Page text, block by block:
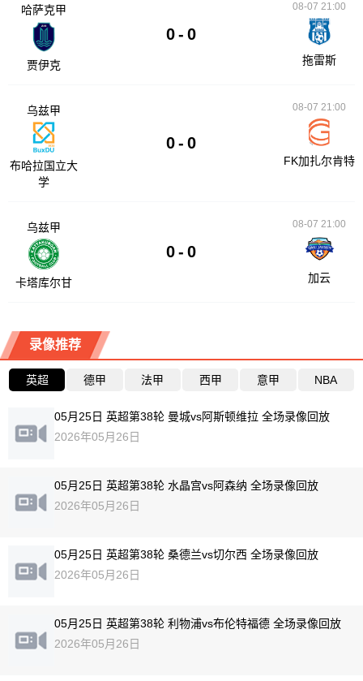
哈萨克甲
贾伊克
0 - 0
08-07 21:00
拖雷斯
乌兹甲
布哈拉国立大
学
0 - 0
08-07 21:00
FK加扎尔肯特
乌兹甲
卡塔库尔甘
0 - 0
08-07 21:00
加云
录像推荐
英超 德甲 法甲 西甲 意甲 NBA
05月25日 英超第38轮 曼城vs阿斯顿维拉 全场录像回放
2026年05月26日
05月25日 英超第38轮 水晶宫vs阿森纳 全场录像回放
2026年05月26日
05月25日 英超第38轮 桑德兰vs切尔西 全场录像回放
2026年05月26日
05月25日 英超第38轮 利物浦vs布伦特福德 全场录像回放
2026年05月26日